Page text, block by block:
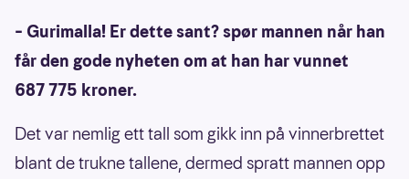
– Gurimalla! Er dette sant? spør mannen når han
får den gode nyheten om at han har vunnet
687 775 kroner.
Det var nemlig ett tall som gikk inn på vinnerbrettet
blant de trukne tallene, dermed spratt mannen opp